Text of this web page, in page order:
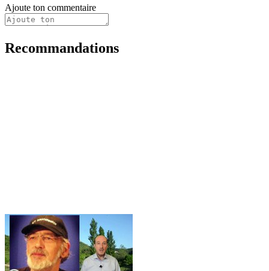
Ajoute ton commentaire
Recommandations